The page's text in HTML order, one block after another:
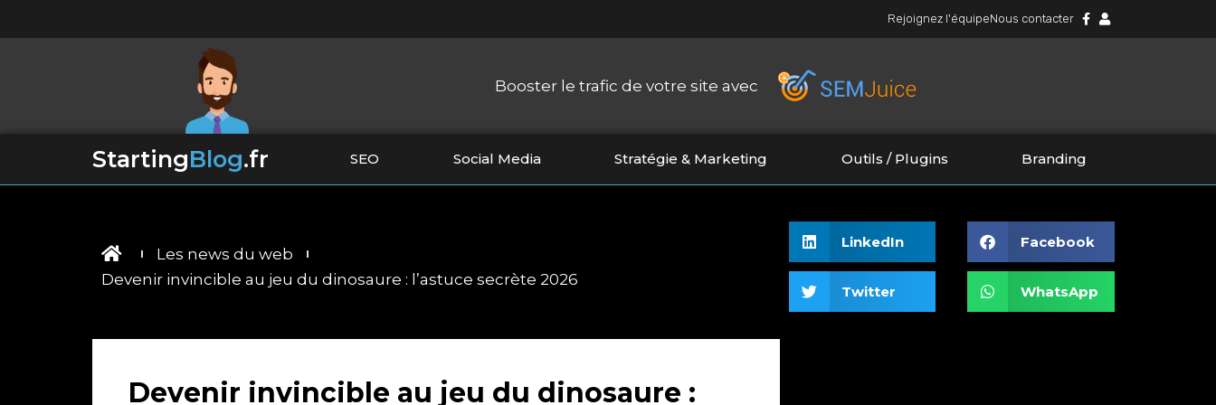
Rejoignez l'équipeNous contacter
Booster le trafic de votre site avec
StartingBlog.fr SEO Social Media Stratégie & Marketing Outils / Plugins Branding
Les news du web
Devenir invincible au jeu du dinosaure : l’astuce secrète 2026
LinkedIn Facebook
Twitter WhatsApp
Devenir invincible au jeu du dinosaure :